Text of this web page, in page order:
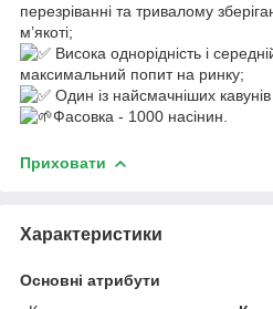
перезріванні та тривалому
м’якоті;
Висока однорідність і
максимальний попит на ринку;
Один із найсмачніших
Фасовка - 1000 насінин.
Приховати
Характеристики
Основні атрибути